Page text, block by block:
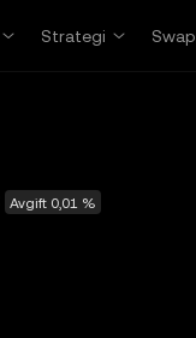
Strategi Swap
Avgift 0,01 %